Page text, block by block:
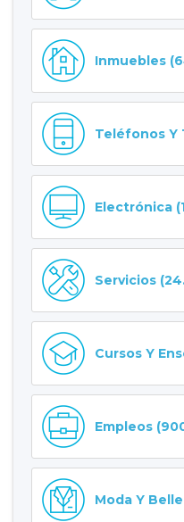
Inmuebles
Teléfonos Y
Electrónica
Servicios
Cursos Y
Empleos
Moda Y